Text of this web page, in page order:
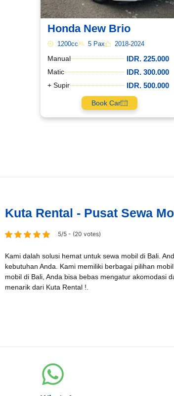
Honda New Brio
1200cc 5 Pax 2018-2024
Manual IDR. 225.000
Matic IDR. 300.000
+ Supir IDR. 500.000
Book Car
Kuta Rental - Pusat Sewa
5/5 - (20 votes)
Kami dalah solusi hemat untuk sewa mobil di Bali.
kebutuhan Anda. Kami memiliki berbagai pilihan
mobil di Bali, Anda bisa bebas mengatur akomodasi
menarik dari Kuta Rental !.
Lokasi Pengiriman &